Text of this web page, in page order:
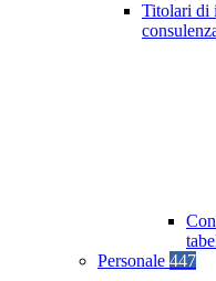
Titolari di
Personale 447